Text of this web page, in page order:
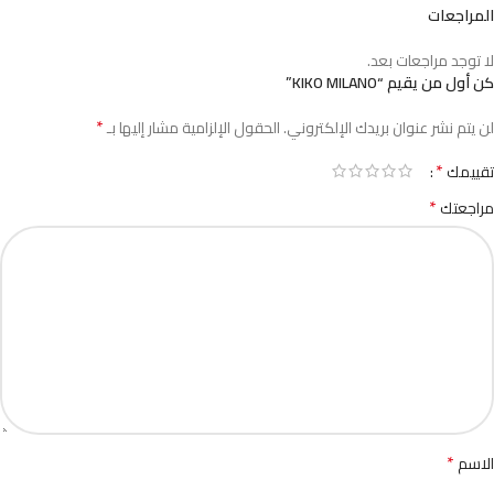
المراجعات
لا توجد مراجعات بعد.
كن أول من يقيم “KIKO MILANO”
لن يتم نشر عنوان بريدك الإلكتروني.الحقول الإلزامية مشار إليها بـ*
تقييمك*
مراجعتك*
الاسم*